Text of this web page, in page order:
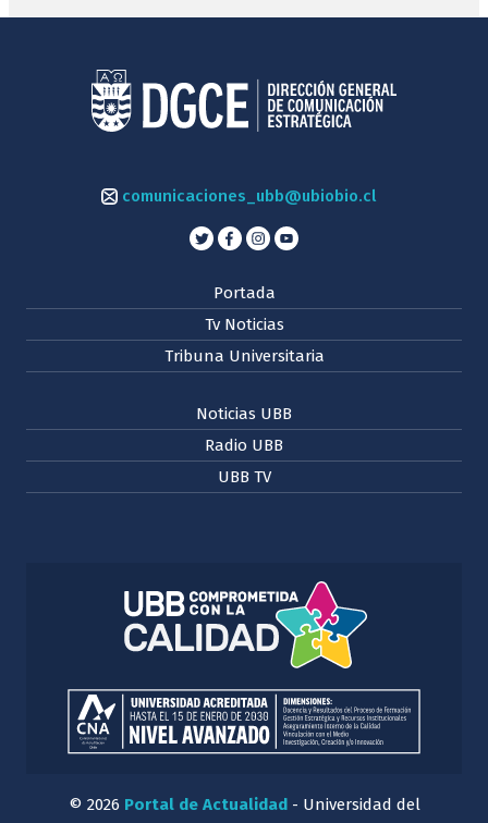
comunicaciones_ubb@ubiobio.cl
Portada
Tv Noticias
Tribuna Universitaria
Noticias UBB
Radio UBB
UBB TV
© 2026 Portal de Actualidad- Universidad del